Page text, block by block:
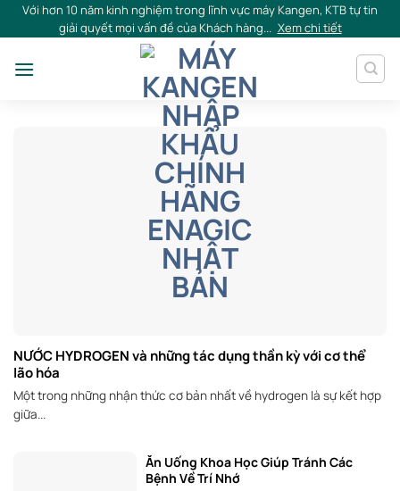
SkipVới hơn 10 năm kinh nghiệm trong lĩnh vực máy Kangen, KTB tự tin
giải quyết mọi vấn đề của Khách hàng... Xem chi tiết
NƯỚC HYDROGEN và những tác dụng thần kỳ với cơ thể
lão hóa
Một trong những nhận thức cơ bản nhất về hydrogen là sự kết hợp
giữa...
Ăn Uống Khoa Học Giúp Tránh Các
Bệnh Về Trí Nhớ